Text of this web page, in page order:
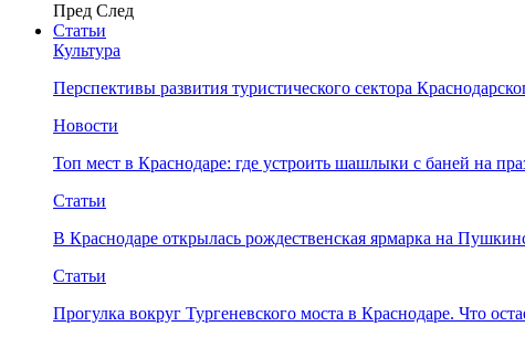
Пред След
Статьи
Культура
Перспективы развития туристического сектора
Новости
Топ мест в Краснодаре: где устроить шашлыки с баней на
Статьи
В Краснодаре открылась рождественская ярмарка на
Статьи
Прогулка вокруг Тургеневского моста в Краснодаре. Что